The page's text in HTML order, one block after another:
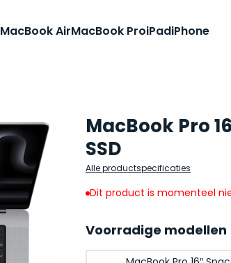
MacBook AirMacBook ProiPadiPhone
MacBook Pro
SSD
Alle productspecificaties
Dit product is momenteel
Voorradige modellen